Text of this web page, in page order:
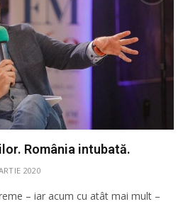
România intubată.
2020
– iar acum cu atât mai mult –